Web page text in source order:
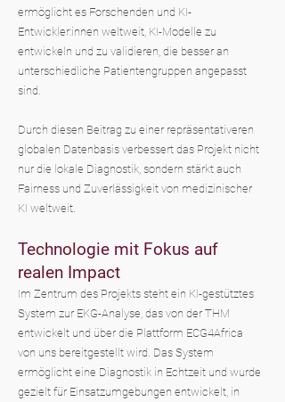
ermöglicht es Forschenden und KI-
Entwickler:innen weltweit, KI-Modelle zu
entwickeln und zu validieren, die besser an
unterschiedliche Patientengruppen angepasst
sind.
Durch diesen Beitrag zu einer repräsentativeren
globalen Datenbasis verbessert das Projekt nicht
nur die lokale Diagnostik, sondern stärkt auch
Fairness und Zuverlässigkeit von medizinischer
KI weltweit.
Technologie mit Fokus auf
realen Impact
Im Zentrum des Projekts steht ein KI-gestütztes
System zur EKG-Analyse, das von der THM
entwickelt und über die Plattform ECG4Africa
von uns bereitgestellt wird. Das System
ermöglicht eine Diagnostik in Echtzeit und wurde
gezielt für Einsatzumgebungen entwickelt, in